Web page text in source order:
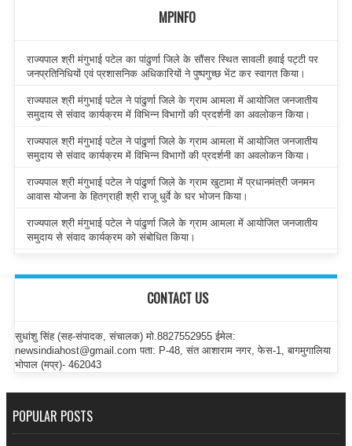
MPINFO
राज्यपाल श्री मंगुभाई पटेल का पांढुर्णा जिले के सौंसर स्थित सावली हवाई पट्टी पर
जनप्रतिनिधियों एवं प्रशासनिक अधिकारियों ने पुष्पगुच्छ भेंट कर स्वागत किया।
राज्यपाल श्री मंगुभाई पटेल ने पांढुर्णा जिले के ग्राम आमला में आयोजित जनजातीय
समुदाय से संवाद कार्यक्रम में विभिन्न विभागों की प्रदर्शनी का अवलोकन किया।
राज्यपाल श्री मंगुभाई पटेल ने पांढुर्णा जिले के ग्राम आमला में आयोजित जनजातीय
समुदाय से संवाद कार्यक्रम में विभिन्न विभागों की प्रदर्शनी का अवलोकन किया।
राज्यपाल श्री मंगुभाई पटेल ने पांढुर्णा जिले के ग्राम खुटामा में प्रधानमंत्री जनमन
आवास योजना के हितग्राही श्री राजू धुर्वे के घर भोजन किया।
राज्यपाल श्री मंगुभाई पटेल ने पांढुर्णा जिले के ग्राम आमला में आयोजित जनजातीय
समुदाय से संवाद कार्यक्रम को संबोधित किया।
CONTACT US
सुधांशु सिंह (सह-संपादक, संचालक) मो.8827552955 ईमेल:
newsindiahost@gmail.com पता: P-48, संत आशाराम नगर, फेस-1, बागमुगालिया
भोपाल (मप्र)- 462043
POPULAR POSTS